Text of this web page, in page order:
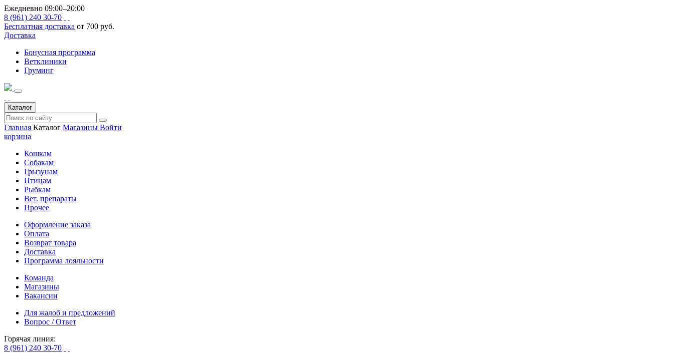
Ежедневно 09:00–20:00
8 (961) 240 30-70
Бесплатная доставка от 700 руб.
Доставка
Бонусная программа
Ветклиники
Груминг
Каталог
Главная Каталог Магазины Войти
корзина
Кошкам
Собакам
Грызунам
Птицам
Рыбкам
Вет. препараты
Прочее
Оформление заказа
Оплата
Возврат товара
Доставка
Программа лояльности
Команда
Магазины
Вакансии
Для жалоб и предложений
Вопрос / Ответ
Горячая линия:
8 (961) 240 30-70